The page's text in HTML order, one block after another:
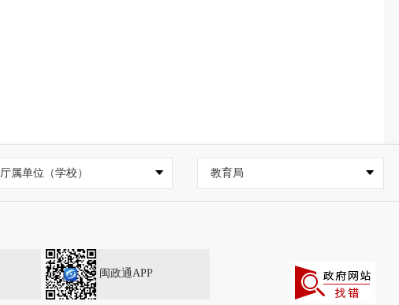
厅属单位（学校） 教育局
闽政通APP